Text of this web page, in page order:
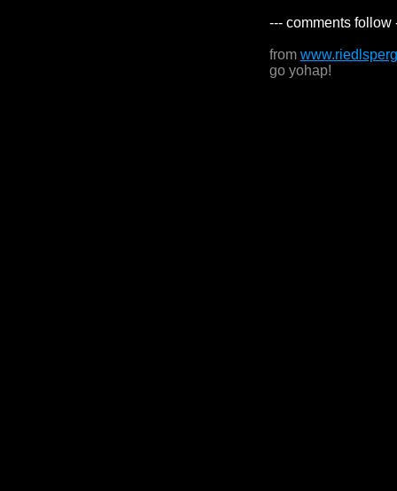
--- comments follow
from
go yohap!